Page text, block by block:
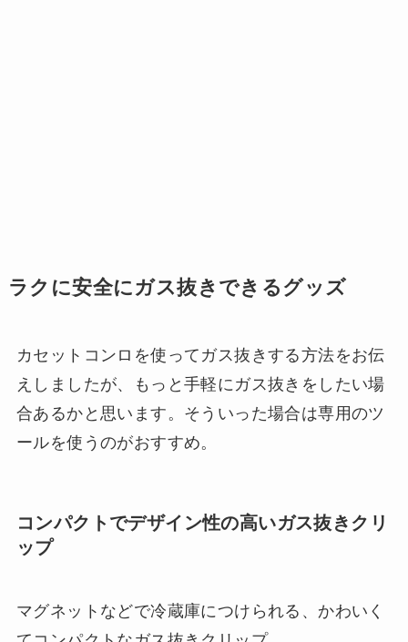
ラクに安全にガス抜きできるグッズ
カセットコンロを使ってガス抜きする方法をお伝
えしましたが、もっと手軽にガス抜きをしたい場
合あるかと思います。そういった場合は専用のツ
ールを使うのがおすすめ。
コンパクトでデザイン性の高いガス抜きクリ
ップ
マグネットなどで冷蔵庫につけられる、かわいく